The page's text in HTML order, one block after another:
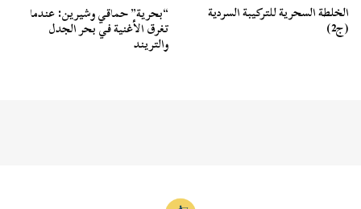
الخلطة السحرية للتركيبة السردية
(ج2)
“بحرية” حماقي وشيرين: عندما
تغرق الأغنية في بحر الجدل
والتريند